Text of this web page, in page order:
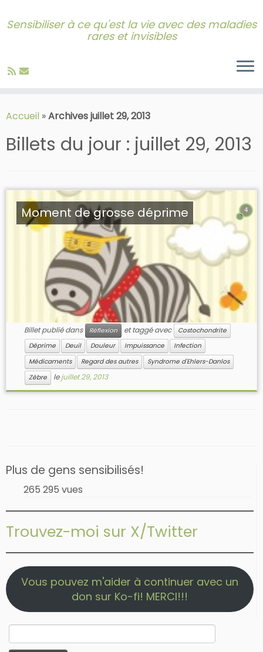
to
Sensibiliser à ce qu'est la vie avec des maladies
rares et invisibles
Accueil »Archives juillet 29, 2013
Billets du jour : juillet 29, 2013
4
Moment de grosse déprime
Billet publié dans Réflexion et taggé avec
Costochondrite
Déprime
Deuil Douleur Impuissance
Infection
Médicaments
Regard des autres
Syndrome d'Ehlers-Danlos
Zèbre
lejuillet 29, 2013
Plus de gens sensibilisés!
265 295 vues
Trouvez-moi sur X/Twitter
Vous pouvez m'aider à continuer avec un
don sur Ko-fi! MERCI!!!
Rechercher :